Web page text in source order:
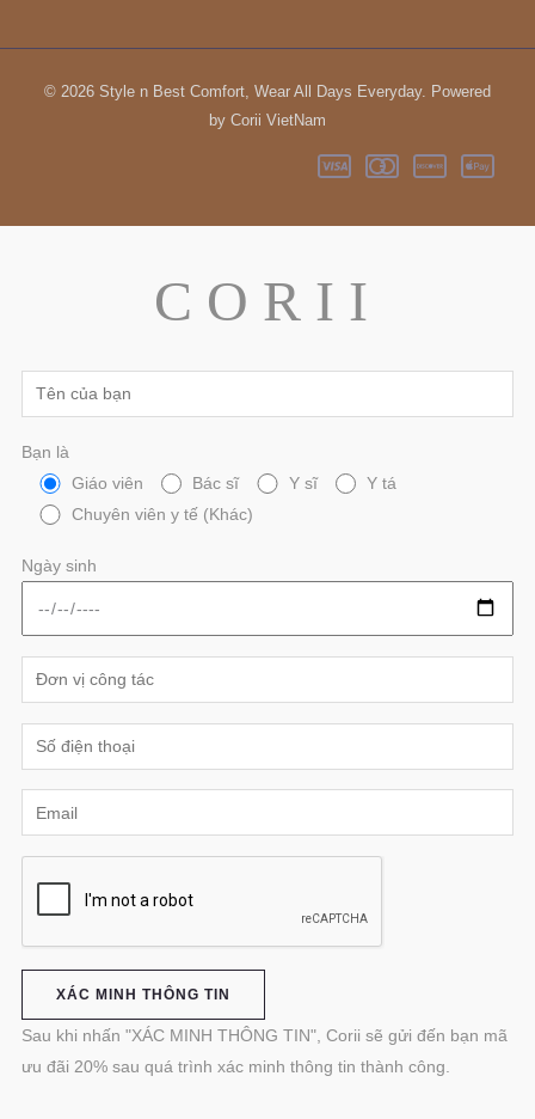
© 2026 Style n Best Comfort, Wear All Days Everyday. Powered
by Corii VietNam
C O R I I
Bạn là
Giáo viên
Bác sĩ Y sĩ
Y tá
Chuyên viên y tế (Khác)
Ngày sinh
Sau khi nhấn "XÁC MINH THÔNG TIN", Corii sẽ gửi đến bạn mã
ưu đãi 20% sau quá trình xác minh thông tin thành công.